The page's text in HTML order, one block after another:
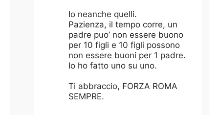
Io neanche quelli.
Pazienza, il tempo corre, un
padre puo’ non essere buono
per 10 figli e 10 figli possono
non essere buoni per 1 padre.
Io ho fatto uno su uno.
Ti abbraccio, FORZA ROMA
SEMPRE.